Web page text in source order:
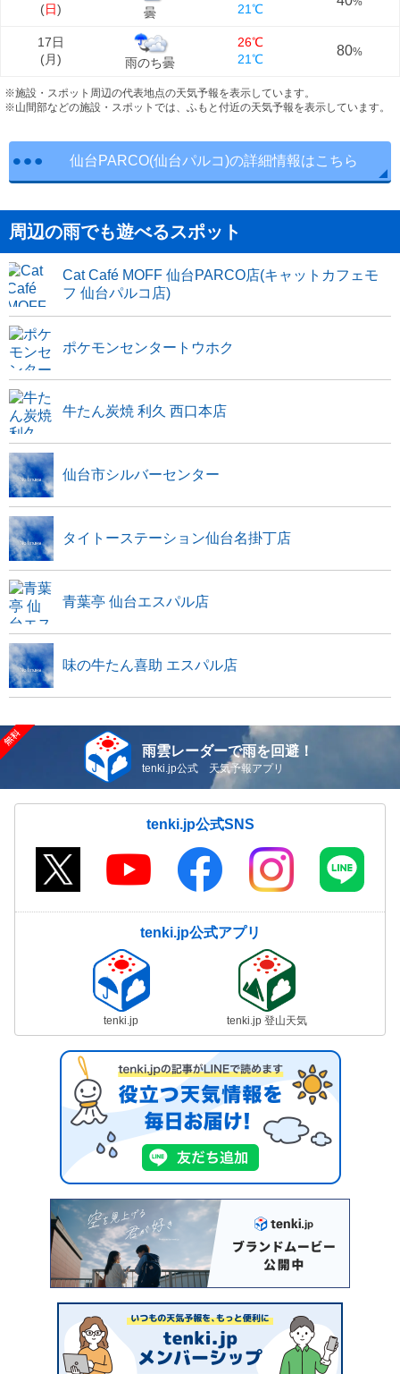
(日) 曇 21℃
17日
(月) 雨のち曇
26℃
21℃
80%
※施設・スポット周辺の代表地点の天気予報を表示しています。
※山間部などの施設・スポットでは、ふもと付近の天気予報を表示しています。
仙台PARCO(仙台パルコ)の詳細情報はこちら
周辺の雨でも遊べるスポット
Cat Café MOFF 仙台PARCO店(キャットカフェモ
フ 仙台パルコ店)
ポケモンセンタートウホク
牛たん炭焼 利久 西口本店
仙台市シルバーセンター
タイトーステーション仙台名掛丁店
青葉亭 仙台エスパル店
味の牛たん喜助 エスパル店
雨雲レーダーで雨を回避！
tenki.jp公式 天気予報アプリ
tenki.jp公式SNS
tenki.jp公式アプリ
tenki.jp tenki.jp 登山天気